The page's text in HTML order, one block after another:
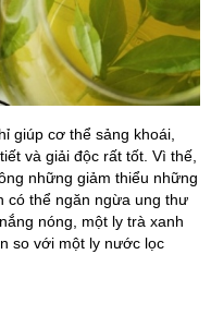
giúp cơ thể sảng khoái,
và giải độc rất tốt. Vì thế,
những giảm thiểu những
có thể ngăn ngừa ung thư
nóng, một ly trà xanh
so với một ly nước lọc